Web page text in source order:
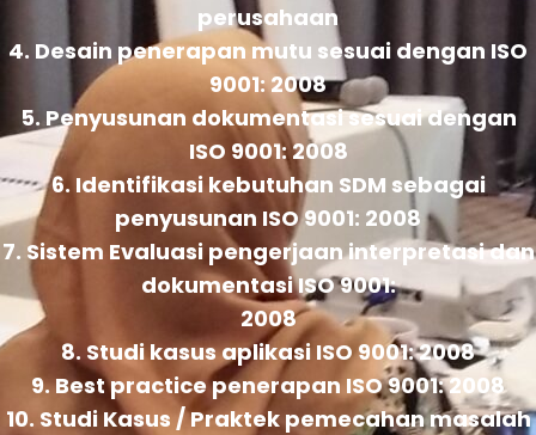
perusahaan
4. Desain penerapan mutu sesuai dengan ISO
9001: 2008
5. Penyusunan dokumentasi sesuai dengan
ISO 9001: 2008
6. Identifikasi kebutuhan SDM sebagai
penyusunan ISO 9001: 2008
7. Sistem Evaluasi pengerjaan interpretasi dan
dokumentasi ISO 9001:
2008
8. Studi kasus aplikasi ISO 9001: 2008
9. Best practice penerapan ISO 9001: 2008
10. Studi Kasus / Praktek pemecahan masalah